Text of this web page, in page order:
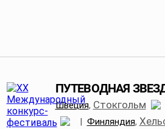
ПУТЕВОДНАЯ
Швеция, Стокгольм
| Финляндия,